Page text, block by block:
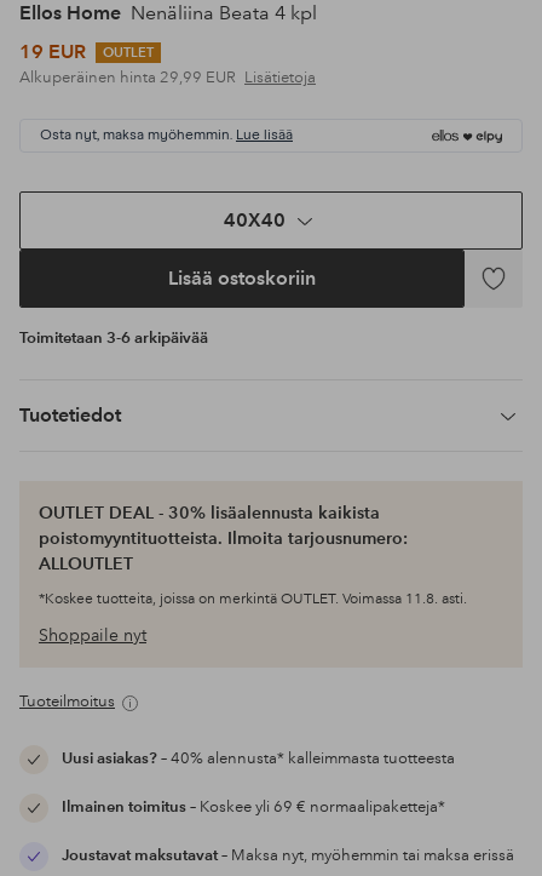
Ellos Home Nenäliina Beata 4 kpl
19 EUR
OUTLET
Alkuperäinen hinta 29,99 EUR Lisätietoja
Osta nyt, maksa myöhemmin. Lue lisää
40X40
Lisää ostoskoriin
Lisää
Toimitetaan 3-6 arkipäivää
Tuotetiedot
OUTLET DEAL - 30% lisäalennusta kaikista
poistomyyntituotteista. Ilmoita tarjousnumero:
ALLOUTLET
*Koskee tuotteita, joissa on merkintä OUTLET. Voimassa 11.8. asti.
Shoppaile nyt
Tuoteilmoitus
Uusi asiakas?– 40% alennusta* kalleimmasta tuotteesta
Ilmainen toimitus– Koskee yli 69 € normaalipaketteja*
Joustavat maksutavat– Maksa nyt, myöhemmin tai maksa erissä